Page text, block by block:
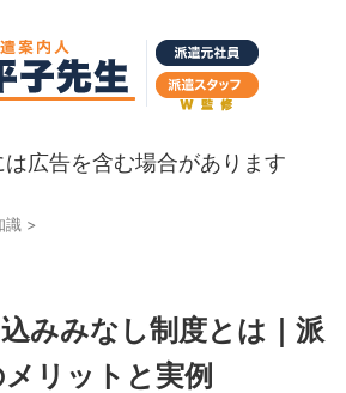
は広告を含む場合があります
識 >
みみなし制度とは｜派
リットと実例